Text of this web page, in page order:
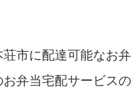
市に配達可能なお
弁当宅配サービスの